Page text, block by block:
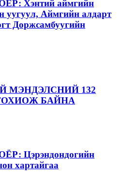
Хэнтий аймгийн
уугуул, Аймгийн алдарт
Доржсамбуугийн
МЭНДЭЛСНИЙ 132
БАЙНА
Цэрэндондогийн
хартайгаа